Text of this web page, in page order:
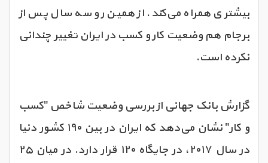
بیشتری همراه می‌کند. از همین رو سه سال پس از
برجام هم وضعیت کار و کسب در ایران تغییر چندانی
نکرده است.
گزارش بانک جهانی از بررسی وضعیت شاخص "کسب
و کار" نشان می‌دهد که ایران در بین ۱۹۰ کشور دنیا
در سال ۲۰۱۷، در جایگاه ۱۲۰ قرار دارد. در میان ۲۵